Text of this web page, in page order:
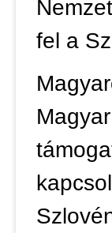
fel a